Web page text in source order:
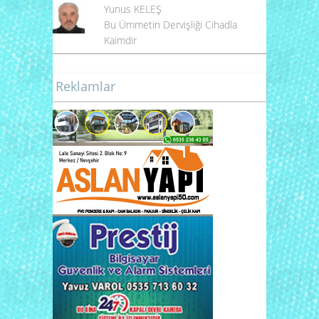
Yunus KELEŞ
Bu Ümmetin Dervişliği Cihadla
Kaimdir
Reklamlar